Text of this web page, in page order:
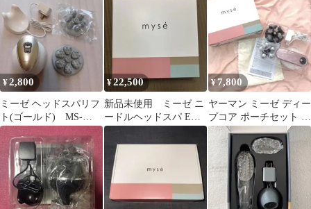
MS-83
¥2,800
ミーゼ ヘッドスパリフ
ト(ゴールド) MS-
30N 動作確認済 美
¥22,500
新品未使用 ミーゼ ニ
ードルヘッドスパ EMS
MS-33W
¥7,800
ヤーマン ミーゼ ディー
プコア ポーチセット ピ
ンク MS-10P-1